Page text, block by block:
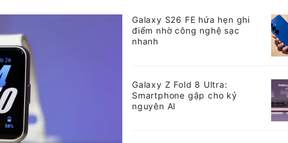
Galaxy S26 FE hứa hẹn ghi
điểm nhờ công nghệ sạc
nhanh
Galaxy Z Fold 8 Ultra:
Smartphone gập cho kỷ
nguyên AI